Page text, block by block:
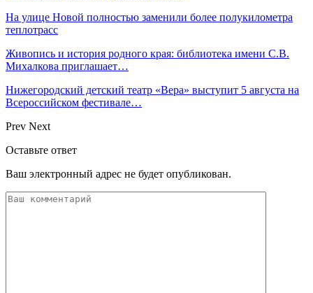
На улице Новой полностью заменили более полукилометра
теплотрасс
Живопись и история родного края: библиотека имени С.В.
Михалкова приглашает…
Нижегородский детский театр «Вера» выступит 5 августа на
Всероссийском фестивале…
Prev Next
Оставьте ответ
Ваш электронный адрес не будет опубликован.